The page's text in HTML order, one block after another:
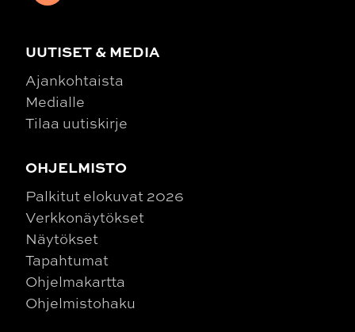
UUTISET & MEDIA
Ajankohtaista
Medialle
Tilaa uutiskirje
OHJELMISTO
Palkitut elokuvat 2026
Verkkonäytökset
Näytökset
Tapahtumat
Ohjelmakartta
Ohjelmistohaku